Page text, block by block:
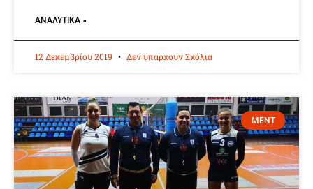
ΑΝΑΛΥΤΙΚΆ »
12 Δεκεμβρίου 2019 Δεν υπάρχουν Σχόλια
ΜΕΝΤ